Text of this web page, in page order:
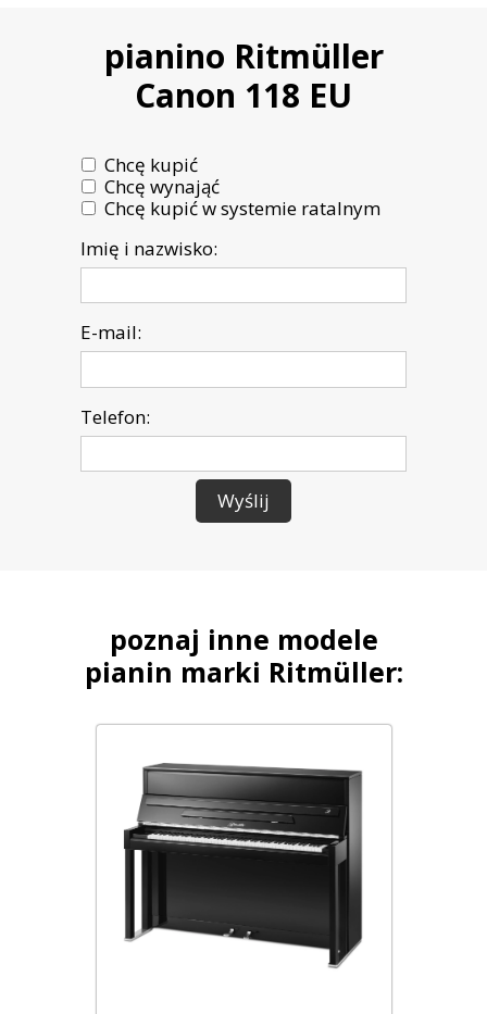
poznaj inne modele
pianin marki Ritmüller:
pianino Ritmüller
Canon 118 EU
Chcę kupić
Chcę wynająć
Chcę kupić w systemie ratalnym
Imię i nazwisko:
E-mail:
Telefon:
Wyślij